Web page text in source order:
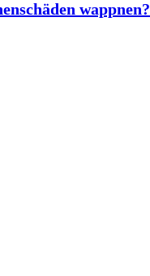
wappnen?